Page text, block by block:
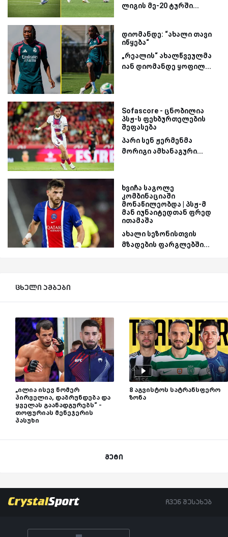
ლიგის მე-20 ტურში...
დიომანდე: “ახალი თავი
იწყება“
„რეალის“ ახალწვეულმა
იან დიომანდე ყოფილ...
Sofascore - ცნობილია
პსჟ-ს ფეხბურთელების
შეფასება
პარი სენ ჟერმენმა
მორიგი ამხანაგური...
ხვიჩა საგოლე
კომბინაციაში
მონაწილეობდა | პსჟ-მ
მან იუნაიტედთან ფრედ
ითამაშა
ახალი სეზონისთვის
მზადების ფარგლებში...
ცხელი ამბები
„ილია ისევ ნომერ
პირველია, დაბრუნდება და
ყველას გაანადგურებს“ -
თოფურიას მენეჯერის
პასუხი
8 აგვისტოს სატრანსფერო
ზონა
მეტი
ჩვენ შესახებ